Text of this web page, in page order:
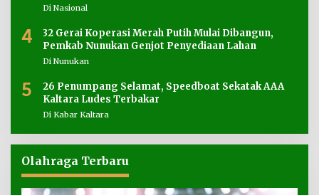
Di Nasional
4
32 Gerai Koperasi Merah Putih Mulai Dibangun,
Pemkab Nunukan Genjot Penyediaan Lahan
Di Nunukan
5
26 Penumpang Selamat, Speedboat Sekatak AAA
Kaltara Ludes Terbakar
Di Kabar Kaltara
Olahraga Terbaru